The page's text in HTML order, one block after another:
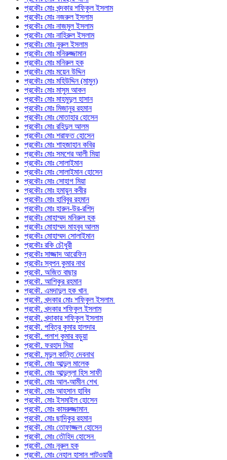
প্রকৌঃ মোঃ খন্দকার শফিকুল ইসলাম
প্রকৌঃ মোঃ নজরুল ইসলাম
প্রকৌঃ মোঃ নাজমুল ইসলাম
প্রকৌঃ মোঃ নাহিরুল ইসলাম
প্রকৌঃ মোঃ নুরুল ইসলাম
প্রকৌঃ মোঃ মনিরুজ্জামান
প্রকৌঃ মোঃ মনিরুল হক
প্রকৌঃ মোঃ ময়েন উদ্দিন
প্রকৌঃ মোঃ মহিউদ্দিন (মামুন)
প্রকৌঃ মোঃ মাসুম আকন
প্রকৌঃ মোঃ মাহমুদুল হাসান
প্রকৌঃ মোঃ মিজানুর রহমান
প্রকৌঃ মোঃ মোতাহার হোসেন
প্রকৌঃ মোঃ রহিদুল আলম
প্রকৌঃ মোঃ শরাফত হোসেন
প্রকৌঃ মোঃ শাহজাহান কবির
প্রকৌঃ মোঃ সমশের আলী মিয়া
প্রকৌঃ মোঃ সোলাইমান
প্রকৌঃ মোঃ সোলাইমান হোসেন
প্রকৌঃ মোঃ সোহাগ মিয়া
প্রকৌঃ মোঃ হমায়ুন কবীর
প্রকৌঃ মোঃ হাবিবুর রহমান
প্রকৌঃ মোঃ হারুন-উর-রশিদ
প্রকৌঃ মোহাম্মদ মনিরুল হক
প্রকৌঃ মোহাম্মদ মাহবুব আলম
প্রকৌঃ মোহাম্মদ সোলাইমান
প্রকৌঃ রকি চৌধুরী
প্রকৌঃ সাজ্জাদ আরেফিন
প্রকৌঃ স্বপন কুমার নাথ
প্রকৌ. অজিত বাছার
প্রকৌ. আশিকুর রহমান
প্রকৌ. এমদাদুল হক খান
প্রকৌ. খন্দকার মোঃ শফিকুল ইসলাম
প্রকৌ. খন্দকার শফিকুল ইসলাম
প্রকৌ. খন্দাকার শফিকুল ইসলাম
প্রকৌ. পবিত্র কুমার হালদার
প্রকৌ. পলাশ কুমার বড়ুয়া
প্রকৌ. ফরহাদ মিয়া
প্রকৌ. মৃদুল কান্তি দেবনাথ
প্রকৌ. মোঃ আব্দুল মালেক
প্রকৌ. মোঃ আব্দুল্লা হিস সাফী
প্রকৌ. মোঃ আল-আমীন শেখ
প্রকৌ. মোঃ আহসান হাবিব
প্রকৌ. মোঃ ইসমাইল হোসেন
প্রকৌ. মোঃ কামরুজ্জামান
প্রকৌ. মোঃ ছাদিকুর রহমান
প্রকৌ. মোঃ তোফাজ্জল হোসেন
প্রকৌ. মোঃ তৌহিদ হোসেন
প্রকৌ. মোঃ নূরুল হক
প্রকৌ. মোঃ নেহাল হাসান পাটওয়ারী